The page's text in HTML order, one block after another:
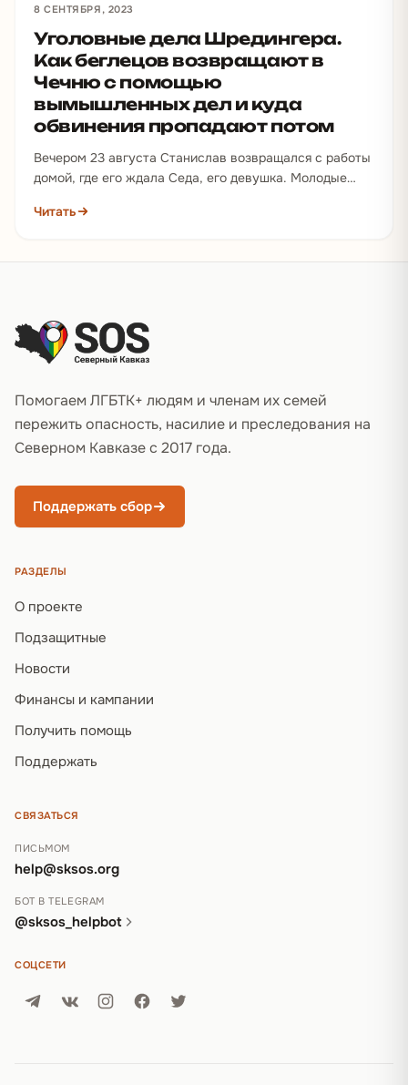
8 СЕНТЯБРЯ, 2023
Уголовные дела Шредингера.
Как беглецов возвращают в
Чечню с помощью
вымышленных дел и куда
обвинения пропадают потом
Вечером 23 августа Станислав возвращался с работы
домой, где его ждала Седа, его девушка. Молодые
Читать
Помогаем ЛГБТК+ людям и членам их семей
пережить опасность, насилие и преследования на
Северном Кавказе с 2017 года.
Поддержать сбор
РАЗДЕЛЫ
О проекте
Подзащитные
Новости
Финансы и кампании
Получить помощь
Поддержать
СВЯЗАТЬСЯ
ПИСЬМОМ
help@sksos.org
БОТ В TELEGRAM
@sksos_helpbot
СОЦСЕТИ